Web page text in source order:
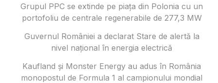
Grupul PPC se extinde pe piața din Polonia cu un
portofoliu de centrale regenerabile de 277,3 MW
Guvernul României a declarat Stare de alertă la
nivel național în energia electrică
Kaufland și Monster Energy au adus în România
monopostul de Formula 1 al campionului mondial